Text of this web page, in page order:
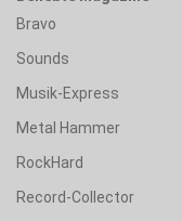
Bravo
Sounds
Musik-Express
Metal Hammer
RockHard
Record-Collector